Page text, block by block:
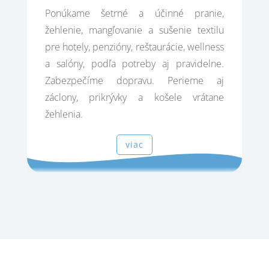
Ponúkame šetrné a účinné pranie,
žehlenie, mangľovanie a sušenie textilu
pre hotely, penzióny, reštaurácie, wellness
a salóny, podľa potreby aj pravidelne.
Zabezpečíme dopravu. Perieme aj
záclony, prikrývky a košele vrátane
žehlenia.
viac